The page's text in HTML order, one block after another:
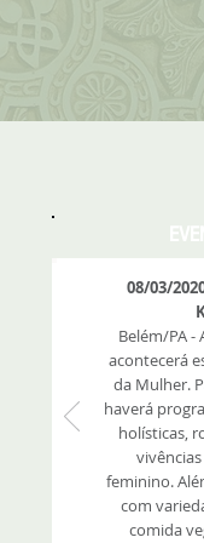
08/03/
Belém/PA -
acontecerá
da Mulher.
haverá
holísticas,
feminino.
com
comida